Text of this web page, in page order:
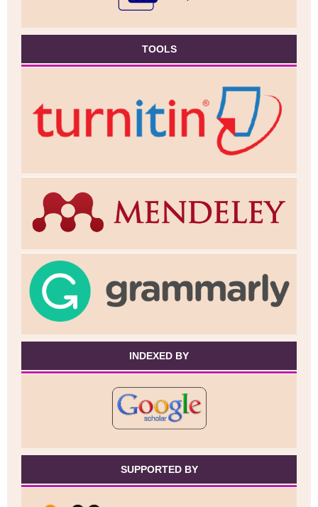
TOOLS
INDEXED BY
SUPPORTED BY